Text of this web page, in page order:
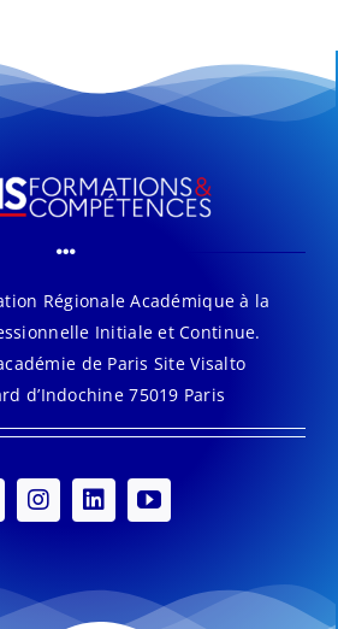
Régionale Académique à la
Initiale et Continue.
de Paris Site Visalto
d’Indochine 75019 Paris